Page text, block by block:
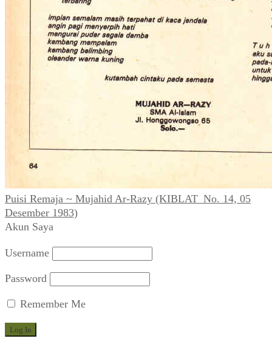
Puisi Remaja ~ Mujahid Ar-Razy (KIBLAT_No. 14, 05
Desember 1983)
Akun Saya
Username
Password
Remember Me